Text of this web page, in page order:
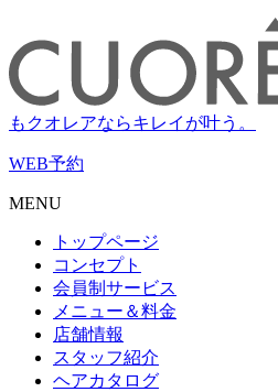
もクオレアならキレイが叶う。
WEB予約
MENU
トップページ
コンセプト
会員制サービス
メニュー＆料金
店舗情報
スタッフ紹介
ヘアカタログ